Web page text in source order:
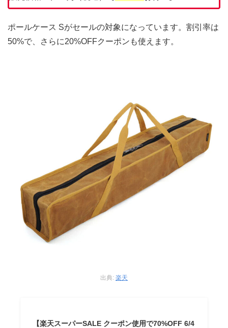
ポールケース Sがセールの対象になっています。割引率は
50%で、さらに20%OFFクーポンも使えます。
出典: 楽天
【楽天スーパーSALE クーポン使用で70%OFF 6/4